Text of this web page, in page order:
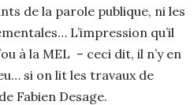
de la parole publique, ni les
L’impression qu’il
à la MEL – ceci dit, il n’y en
si on lit les travaux de
Fabien Desage.